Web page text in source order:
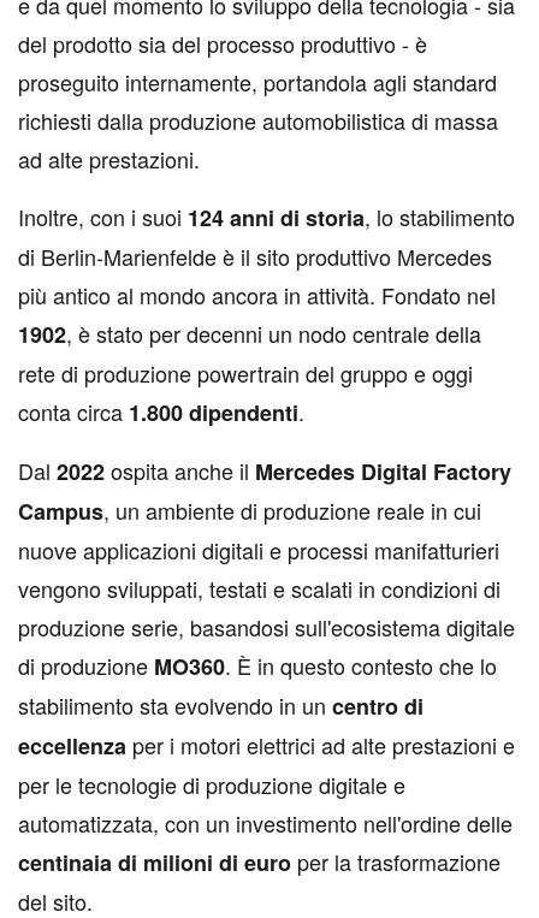
del prodotto sia del processo produttivo - è
proseguito internamente, portandola agli standard
richiesti dalla produzione automobilistica di massa
ad alte prestazioni.
Inoltre, con i suoi 124 anni di storia, lo stabilimento
di Berlin-Marienfelde è il sito produttivo Mercedes
più antico al mondo ancora in attività. Fondato nel
1902, è stato per decenni un nodo centrale della
rete di produzione powertrain del gruppo e oggi
conta circa 1.800 dipendenti.
Dal 2022ospita anche il Mercedes Digital Factory
Campus, un ambiente di produzione reale in cui
nuove applicazioni digitali e processi manifatturieri
vengono sviluppati, testati e scalati in condizioni di
produzione serie, basandosi sull'ecosistema digitale
di produzione MO360. È in questo contesto che lo
stabilimento sta evolvendo in un centro di
eccellenza per i motori elettrici ad alte prestazioni e
per le tecnologie di produzione digitale e
automatizzata, con un investimento nell'ordine delle
centinaia di milioni di euro per la trasformazione
del sito.